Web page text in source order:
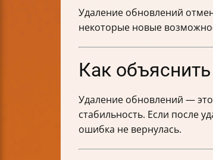
Удаление обновлений
некоторые новые
Как
Удаление обновлений —
стабильность. Если после
ошибка не вернулась.